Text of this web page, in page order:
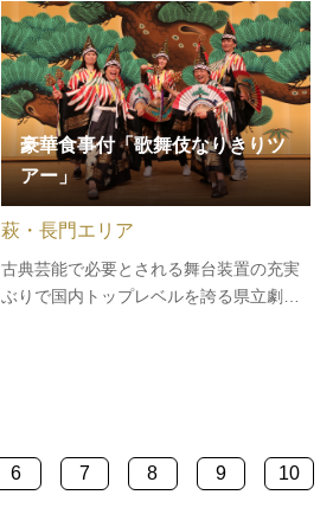
り漁船や瀬渡し船で海から探勝する、日
本海ならではの体験観光です。2026年度
の須佐湾遊覧船は、運航を休止いたし…
豪華食事付「歌舞伎なりきりツ
アー」
古典芸能で必要とされる舞台装置の充実
ぶりで国内トップレベルを誇る県立劇場
萩・長門エリア
6 7 8 9 10